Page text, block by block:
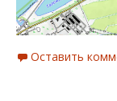
Оставить